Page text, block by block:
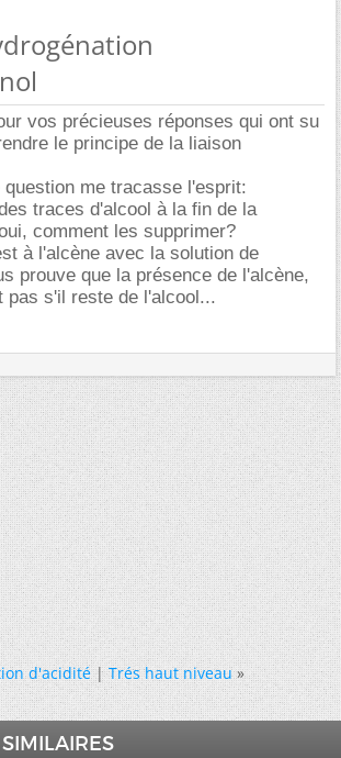
vos précieuses réponses qui ont su
le principe de la liaison
question me tracasse l'esprit:
traces d'alcool à la fin de la
comment les supprimer?
à l'alcène avec la solution de
prouve que la présence de l'alcène,
pas s'il reste de l'alcool...
d'acidité|Trés haut niveau »